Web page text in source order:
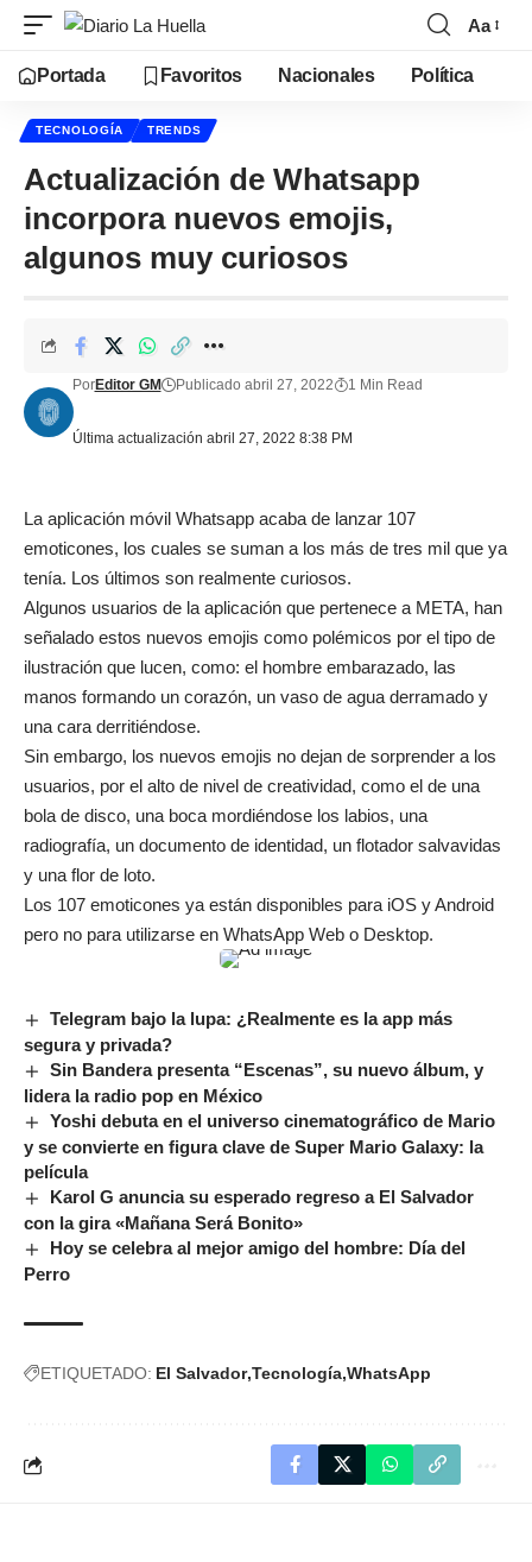
Aa
Portada Favoritos Nacionales Política
TECNOLOGÍA TRENDS
Actualización de Whatsapp
incorpora nuevos emojis,
algunos muy curiosos
Última actualización abril 27, 2022 8:38 PM
PorEditor GM Publicado abril 27, 2022 1 Min Read
La aplicación móvil Whatsapp acaba de lanzar 107
emoticones, los cuales se suman a los más de tres mil que ya
tenía. Los últimos son realmente curiosos.
Algunos usuarios de la aplicación que pertenece a META, han
señalado estos nuevos emojis como polémicos por el tipo de
ilustración que lucen, como: el hombre embarazado, las
manos formando un corazón, un vaso de agua derramado y
una cara derritiéndose.
Sin embargo, los nuevos emojis no dejan de sorprender a los
usuarios, por el alto de nivel de creatividad, como el de una
bola de disco, una boca mordiéndose los labios, una
radiografía, un documento de identidad, un flotador salvavidas
y una flor de loto.
Los 107 emoticones ya están disponibles para iOS y Android
pero no para utilizarse en WhatsApp Web o Desktop.
Telegram bajo la lupa: ¿Realmente es la app más
segura y privada?
Sin Bandera presenta “Escenas”, su nuevo álbum, y
lidera la radio pop en México
Yoshi debuta en el universo cinematográfico de Mario
y se convierte en figura clave de Super Mario Galaxy: la
película
Karol G anuncia su esperado regreso a El Salvador
con la gira «Mañana Será Bonito»
Hoy se celebra al mejor amigo del hombre: Día del
Perro
ETIQUETADO: El Salvador Tecnología WhatsApp